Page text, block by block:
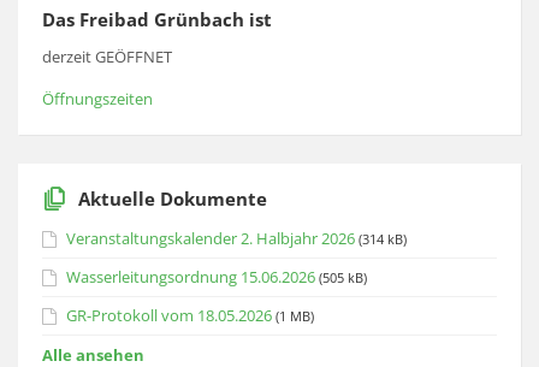
Das Freibad Grünbach ist
derzeit GEÖFFNET
Öffnungszeiten
Aktuelle Dokumente
Veranstaltungskalender 2. Halbjahr 2026 (314 kB)
Wasserleitungsordnung 15.06.2026 (505 kB)
GR-Protokoll vom 18.05.2026 (1 MB)
Alle ansehen